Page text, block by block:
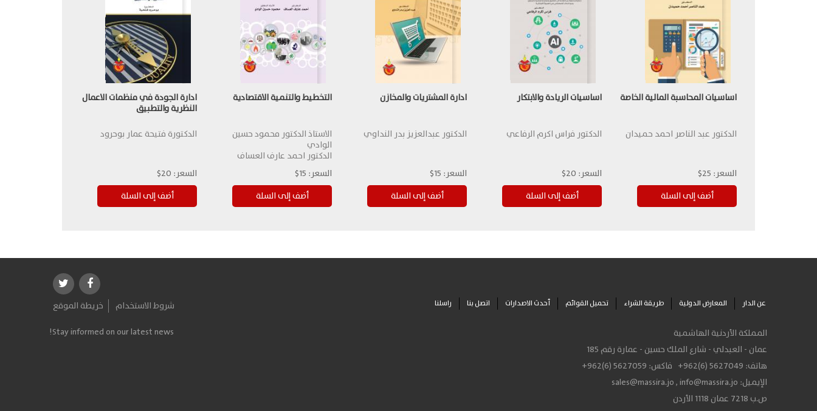
اساسيات المحاسبة المالية الخاصة
الدكتور عبد الناصر احمد حميدان
السعر: 25$
اساسيات الريادة والابتكار
الدكتور فراس اكرم الرفاعي
السعر: 20$
ادارة المشتريات والمخازن
الدكتور عبدالعزيز بدر النداوي
السعر: 15$
التخطيط والتنمية الاقتصادية
الاستاذ الدكتور محمود حسين
الوادي
الدكتور احمد عارف العساف
السعر: 15$
ادارة الجودة في منظمات الاعمال
النظرية والتطبيق
الدكتورة فتيحة عمار بوحرود
السعر: 20$
عن الدار المعارض الدولية طريقة الشراء تحميل القوائم أحدث الاصدارات اتصل بنا راسلنا
المملكة الأردنية الهاشمية
عمان - العبدلي - شارع الملك حسين - عمارة رقم 185
هاتف: +962(6) 5627049 فاكس: +962(6) 5627059
الإيميل:
sales@massira.jo,info@massira.jo
ص.ب 7218 عمان 1118 الأردن
شروط الاستخدام
خريطة الموقع
Stay informed on our latest news!